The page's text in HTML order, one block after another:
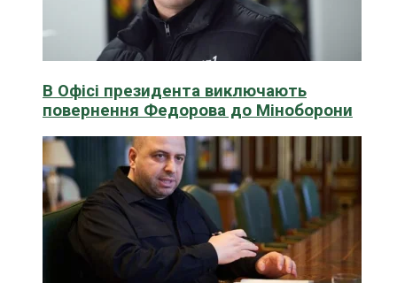
В Офісі президента виключають
повернення Федорова до Міноборони